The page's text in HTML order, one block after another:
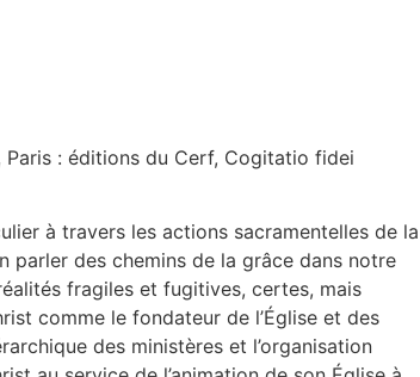
: éditions du Cerf, Cogitatio fidei
à travers les actions sacramentelles de la
des chemins de la grâce dans notre
fragiles et fugitives, certes, mais
comme le fondateur de l’Église et des
des ministères et l’organisation